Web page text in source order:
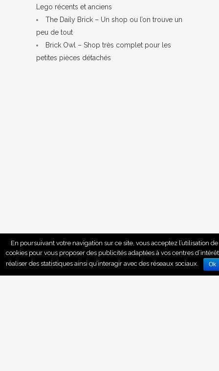
Lego récents et anciens
The Daily Brick – Un shop ou l’on trouve un
peu de tout
Brick Owl – Shop très complet pour les
petites pièces détachés
En poursuivant votre navigation sur ce site, vous acceptez l’utilisation de
cookies pour vous proposer des publicités adaptées à vos centres
réaliser des statistiques ainsi qu’interagir avec des réseaux sociaux.
Ok